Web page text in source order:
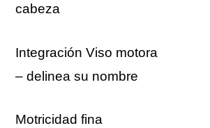
cabeza
Integración Viso motora
– delinea su nombre
Motricidad fina